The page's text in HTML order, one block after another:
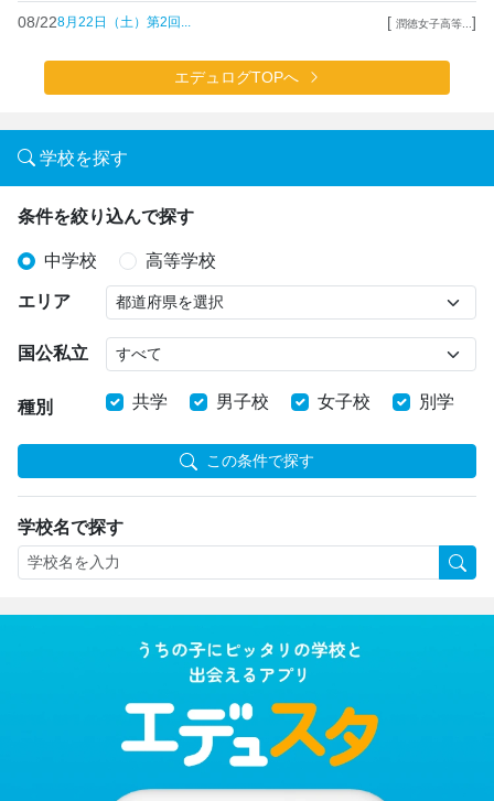
08/228月22日（土）第2回... [ 潤徳女子高等... ]
エデュログTOPへ
学校を探す
条件を絞り込んで探す
中学校 高等学校
エリア
国公私立
種別 共学 男子校 女子校 別学
この条件で探す
学校名で探す